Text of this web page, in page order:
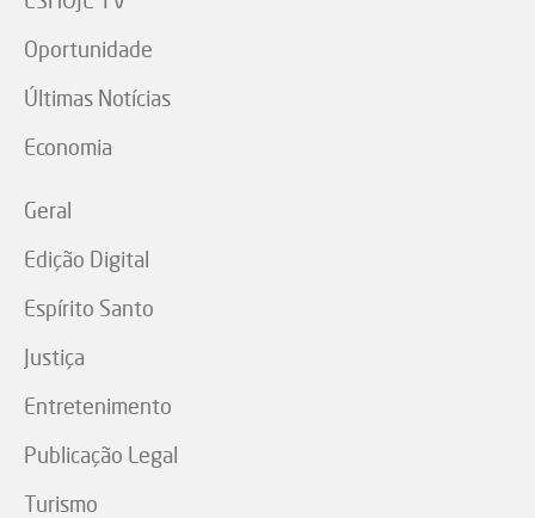
Oportunidade
Últimas Notícias
Economia
Geral
Edição Digital
Espírito Santo
Justiça
Entretenimento
Publicação Legal
Turismo